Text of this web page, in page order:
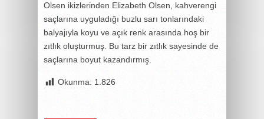
Olsen ikizlerinden Elizabeth Olsen, kahverengi
saçlarına uyguladığı buzlu sarı tonlarındaki
balyajıyla koyu ve açık renk arasında hoş bir
zıtlık oluşturmuş. Bu tarz bir zıtlık sayesinde de
saçlarına boyut kazandırmış.
Okunma: 1.826